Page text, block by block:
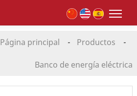
Página principal - Productos -
Banco de energía eléctrica